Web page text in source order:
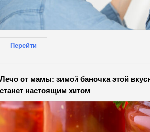
Перейти
Лечо от мамы: зимой баночка этой
станет настоящим хитом